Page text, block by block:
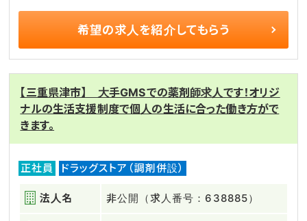
希望の求人を紹介してもらう
【三重県津市】 大手GMSでの薬剤師求人です！オリジ
ナルの生活支援制度で個人の生活に合った働き方がで
きます。
正社員 ドラッグストア（調剤併設）
法人名 非公開（求人番号：638885）